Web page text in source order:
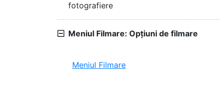
fotografiere
Meniul Filmare: Opțiuni de filmare
Meniul Filmare